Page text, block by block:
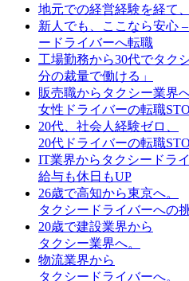
地元での経営経験を経て
新人でも、ここなら安心
ードライバーへ転職
工場勤務から30代でタク
分の裁量で働ける」
販売職からタクシー業界
女性ドライバーの転職
20代、社会人経験ゼロ、
20代ドライバーの転職
IT業界からタクシードライ
給与も休日もUP
26歳で高知から東京へ。
タクシードライバーへの
20歳で建設業界から
タクシー業界へ。
物流業界から
タクシードライバーへ。